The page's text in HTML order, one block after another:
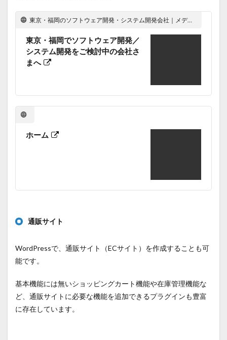
東京・福岡のソフトウェア開発・システム開発会社｜メディアファイブ株式会社
東京・福岡でソフトウェア開発／
システム開発をご検討中の会社さ
まへ
ホーム
通販サイト
WordPressで、通販サイト（ECサイト）を作成することも可
能です。
基本機能には無いショッピングカート機能や在庫管理機能な
ど、通販サイトに必要な機能を追加できるプラグインも豊富
に存在しています。